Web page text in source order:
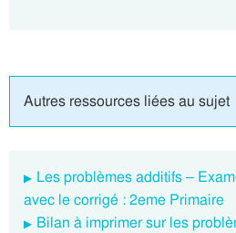
Autres ressources liées au sujet
Les problèmes additifs –
avec le corrigé : 2eme Primaire
Bilan à imprimer sur les